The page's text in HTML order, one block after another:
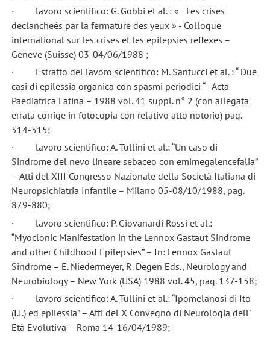
· lavoro scientifico: G. Gobbi et al. : « Les crises
declancheés par la fermature des yeux » - Colloque
international sur les crises et les epilepsies reflexes –
Geneve (Suisse) 03-04/06/1988 ;
· Estratto del lavoro scientifico: M. Santucci et al. : “ Due
casi di epilessia organica con spasmi periodici “ - Acta
Paediatrica Latina – 1988 vol. 41 suppl. n° 2 (con allegata
errata corrige in fotocopia con relativo atto notorio) pag.
514-515;
· lavoro scientifico: A. Tullini et al.: “Un caso di
Sindrome del nevo lineare sebaceo con emimegalencefalia”
– Atti del XIII Congresso Nazionale della Società Italiana di
Neuropsichiatria Infantile – Milano 05-08/10/1988, pag.
879-880;
· lavoro scientifico: P. Giovanardi Rossi et al.:
“Myoclonic Manifestation in the Lennox Gastaut Sindrome
and other Childhood Epilepsies” – In: Lennox Gastaut
Sindrome – E. Niedermeyer, R. Degen Eds., Neurology and
Neurobiology – New York (USA) 1988 vol. 45, pag. 137-158;
· lavoro scientifico: A. Tullini et al.: “Ipomelanosi di Ito
(I.I.) ed epilessia” – Atti del X Convegno di Neurologia dell'
Età Evolutiva – Roma 14-16/04/1989;